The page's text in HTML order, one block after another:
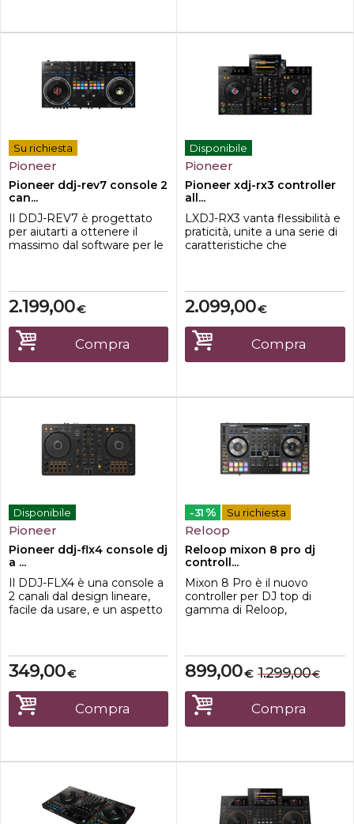
Su richiesta
Pioneer
Pioneer ddj-rev7 console 2
can...
Il DDJ-REV7 è progettato
per aiutarti a ottenere il
massimo dal software per le
jog wheel motorizzate con
On Jog Display, per creare
una connessione tattile tra
te e la tua musica. Il layout di
questa unità a 2 canali emula
...
€
2.199,00
Compra
Disponibile
Pioneer
Pioneer xdj-rx3 controller
all...
LXDJ-RX3 vanta flessibilità e
praticità, unite a una serie di
caratteristiche che
caratterizzati da standard da
discoteca. Con il nuovissimo
touch screen da 10,1 pollici
puoi sfogliare istintivamente
le playlist, mixare i b...
€
2.099,00
Compra
Disponibile
Pioneer
Pioneer ddj-flx4 console dj
a ...
Il DDJ-FLX4 è una console a
2 canali dal design lineare,
facile da usare, e un aspetto
Serato DJ Lite collegando il
PC/Mac al DDJ-FLX4 per
completare la
configurazione da DJ. Se
desideri passare a Serato DJ
Pro, puoi ...
€
349,00
Compra
-31 % Su richiesta
Reloop
Reloop mixon 8 pro dj
controll...
Mixon 8 Pro è il nuovo
controller per DJ top di
gamma di Reloop,
ibrido per computer e tablet,
che incorpora una docking
station per iPad fino a 12.9,
Mixon 8 Pro si rivolge anche
agli utenti del software Dja...
€
899,00 €
1.299,00
Compra